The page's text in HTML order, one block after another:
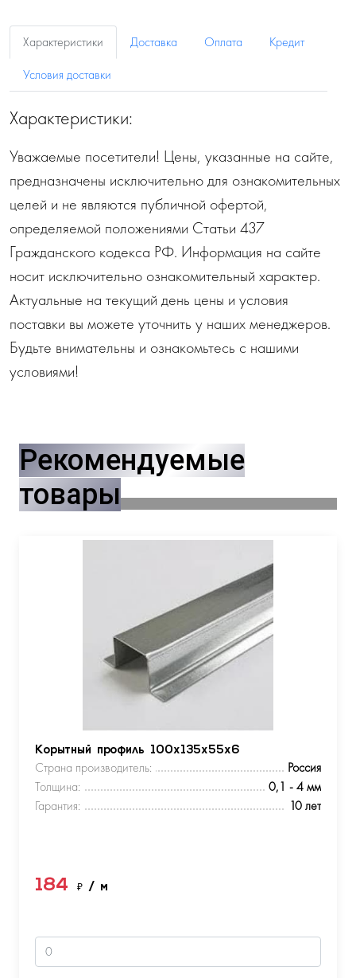
Характеристики Доставка Оплата
Кредит
Условия доставки
Характеристики:
Уважаемые посетители! Цены, указанные на сайте,
предназначены исключительно для ознакомительных
целей и не являются публичной офертой,
определяемой положениями Статьи 437
Гражданского кодекса РФ. Информация на сайте
носит исключительно ознакомительный характер.
Актуальные на текущий день цены и условия
поставки вы можете уточнить у наших менеджеров.
Будьте внимательны и ознакомьтесь с нашими
условиями!
Рекомендуемые
товары
Корытный профиль 100х135х55х6
Страна производитель:
Россия
Толщина:
0,1 - 4 мм
Гарантия:
10 лет
184 ₽ / м